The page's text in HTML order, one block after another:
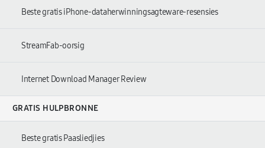
Beste gratis iPhone-dataherwinningsagteware-resensies
StreamFab-oorsig
Internet Download Manager Review
GRATIS HULPBRONNE
Beste gratis Paasliedjies